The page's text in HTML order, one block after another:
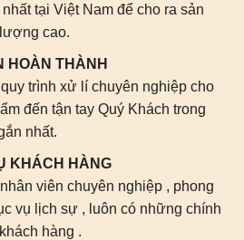
tại Việt Nam để cho ra sản
cao.
HOÀN THÀNH
trình xử lí chuyên nghiệp cho
đến tận tay Quý Khách trong
nhất.
KHÁCH HÀNG
viên chuyên nghiệp , phong
vụ lịch sự , luôn có những chính
hàng .